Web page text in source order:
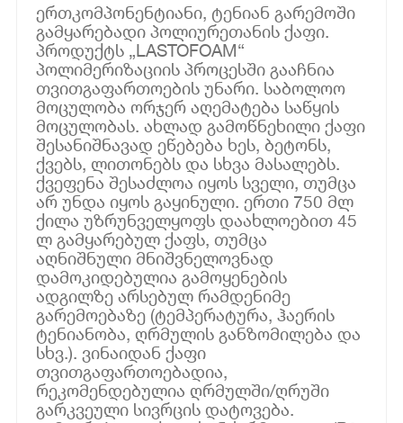
ერთკომპონენტიანი, ტენიან გარემოში
გამყარებადი პოლიურეთანის ქაფი.
პროდუქტს „LASTOFOAM“
პოლიმერიზაციის პროცესში გააჩნია
თვითგაფართოების უნარი. საბოლოო
მოცულობა ორჯერ აღემატება საწყის
მოცულობას. ახლად გამოწნეხილი ქაფი
შესანიშნავად ეწებება ხეს, ბეტონს,
ქვებს, ლითონებს და სხვა მასალებს.
ქვეფენა შესაძლოა იყოს სველი, თუმცა
არ უნდა იყოს გაყინული. ერთი 750 მლ
ქილა უზრუნველყოფს დაახლოებით 45
ლ გამყარებულ ქაფს, თუმცა
აღნიშნული მნიშვნელოვნად
დამოკიდებულია გამოყენების
ადგილზე არსებულ რამდენიმე
გარემოებაზე (ტემპერატურა, ჰაერის
ტენიანობა, ღრმულის განზომილება და
სხვ.). ვინაიდან ქაფი
თვითგაფართოებადია,
რეკომენდებულია ღრმულში/ღრუში
გარკვეული სივრცის დატოვება.